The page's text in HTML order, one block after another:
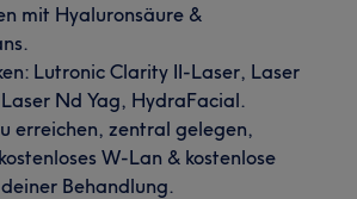
mit Hyaluronsäure &
Lutronic Clarity II-Laser, Laser
Nd Yag, HydraFacial.
erreichen, zentral gelegen,
W-Lan & kostenlose
Behandlung.